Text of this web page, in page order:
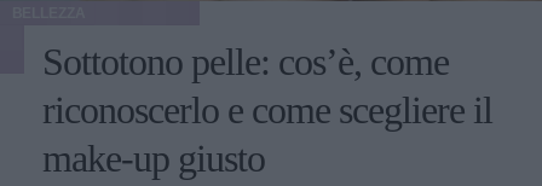
Sottotono pelle: cos’è, come
riconoscerlo e come scegliere il
make-up giusto